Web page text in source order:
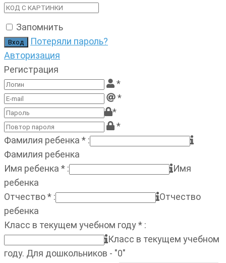
Запомнить
Потеряли пароль?
Авторизация
Регистрация
*
*
*
*
Фамилия ребенка * :
Фамилия ребенка
Имя ребенка * :
Имя
ребенка
Отчество* :
Отчество
ребенка
Класс в текущем учебном году* :
Класс в текущем учебном
году. Для дошкольников - "0"